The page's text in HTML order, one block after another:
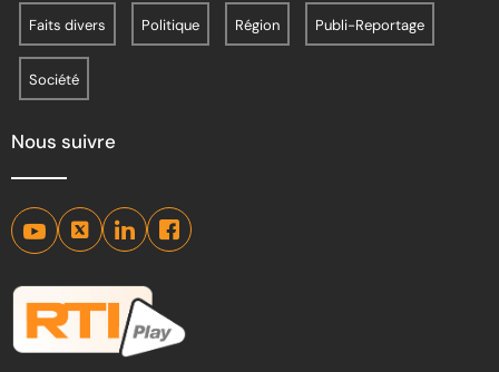
Faits divers Politique Région Publi-Reportage
Société
Nous suivre